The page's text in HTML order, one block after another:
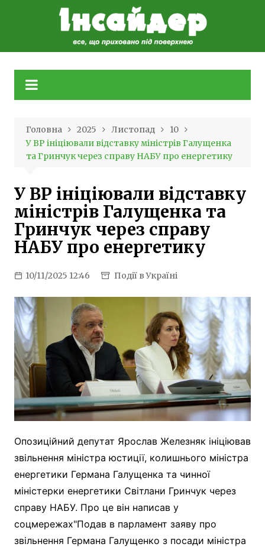
Головна 2025 Листопад
10
У ВР ініціювали відставку міністрів Галущенка
та Гринчук через справу НАБУ про енергетику
У ВР ініціювали відставку
міністрів Галущенка та
Гринчук через справу
НАБУ про енергетику
10/11/2025 12:46 Події в Україні
Опозиційний депутат Ярослав Железняк ініціював
звільнення міністра юстиції, колишнього міністра
енергетики Германа Галущенка та чинної
міністерки енергетики Світлани Гринчук через
справу НАБУ. Про це він написав у
соцмережах"Подав в парламент заяву про
звільнення Германа Галущенко з посади міністра